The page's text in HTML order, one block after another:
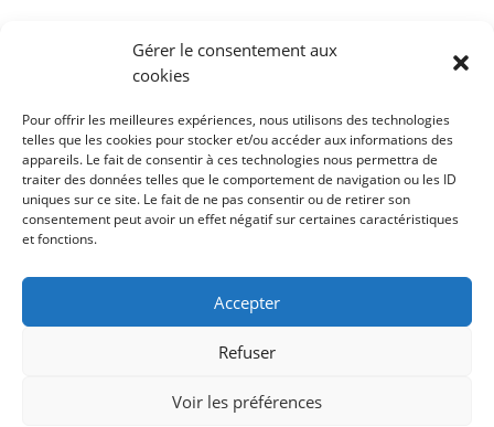
Gérer le consentement aux
cookies
Pour offrir les meilleures expériences, nous utilisons des technologies
telles que les cookies pour stocker et/ou accéder aux informations des
appareils. Le fait de consentir à ces technologies nous permettra de
traiter des données telles que le comportement de navigation ou les ID
uniques sur ce site. Le fait de ne pas consentir ou de retirer son
consentement peut avoir un effet négatif sur certaines caractéristiques
et fonctions.
Accepter
Refuser
Voir les préférences
BROCHE
AVEC
TRINGLERIE
Mentions légales
Conditions générales de vente
Politique de confidentialité